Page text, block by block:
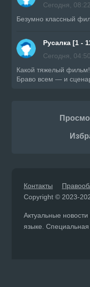
Сегодня, 08:22
Безумно классный
Русалка [1 -
Сегодня, 04:50
Какой тяжелый
Браво всем — и
Контакты
Copyright © 2023-
Актуальные
языке.